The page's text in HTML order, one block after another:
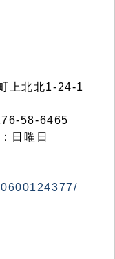
上北北1-24-1
58-6465
日曜日